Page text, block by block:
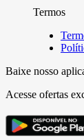
Termos
Baixe nosso
Acesse ofertas